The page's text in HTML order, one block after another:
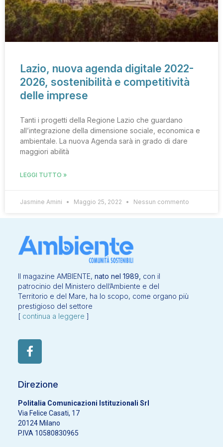
Lazio, nuova agenda digitale 2022-
2026, sostenibilità e competitività
delle imprese
Tanti i progetti della Regione Lazio che guardano
all’integrazione della dimensione sociale, economica e
ambientale. La nuova Agenda sarà in grado di dare
maggiori abilità
LEGGI TUTTO »
Jasmine Amini Maggio 25, 2022 Nessun commento
Il magazine AMBIENTE, nato nel 1989, con il
patrocinio del Ministero dell’Ambiente e del
Territorio e del Mare, ha lo scopo, come organo più
prestigioso del settore
[ continua a leggere ]
Direzione
Politalia Comunicazioni Istituzionali Srl
Via Felice Casati, 17
20124 Milano
P.IVA 10580830965